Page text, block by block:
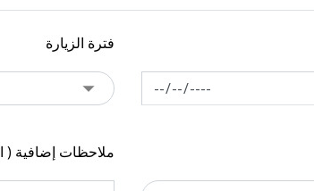
فترة الزيارة
ملاحظات إضافية (